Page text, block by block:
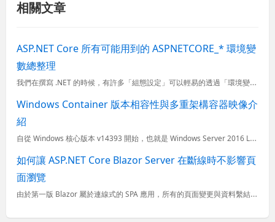
相關文章
ASP.NET Core 所有可能用到的 ASPNETCORE_* 環境變
數總整理
我們在撰寫 .NET 的時候，有許多「組態設定」可以輕易的透過「環境變數」來進行調整或變更，這裡同時也包含了 ASP.NET Core 內建的許多 ASPNETCORE_ 開頭的內建環境變數名稱，可以
Windows Container 版本相容性與多重架構容器映像介
紹
自從 Windows 核心版本 v14393 開始，也就是 Windows Server 2016 LTSC 與 Windows 10 年度更新版，正式開始支援 Windows 容器，這意謂著企業可以
如何讓 ASP.NET Core Blazor Server 在斷線時不影響頁
面瀏覽
由於第一版 Blazor 屬於連線式的 SPA 應用，所有的頁面變更與資料繫結事實上都是從後端進行計算，透過一種類似 VDOM 的機制，自動計算出網頁要更新的範圍，並且產生必要的 JS 回瀏覽器執行。